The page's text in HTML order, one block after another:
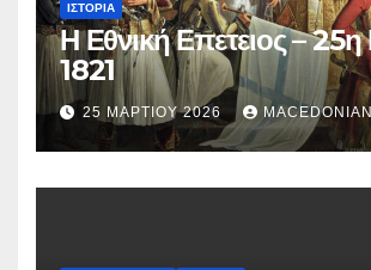
ΙΣΤΟΡΊΑ
Η Εθνική Επετειος –
1821
25 ΜΑΡΤΊΟΥ 2026